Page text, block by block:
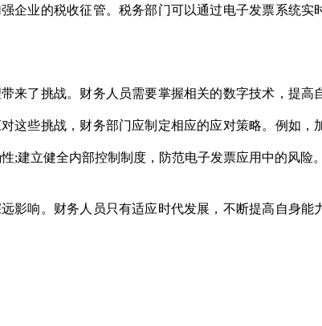
企业的税收征管。税务部门可以通过电子发票系统
了挑战。财务人员需要掌握相关的数字技术，提高
这些挑战，财务部门应制定相应的应对策略。例如
;建立健全内部控制制度，防范电子发票应用中的风险。
响。财务人员只有适应时代发展，不断提高自身能